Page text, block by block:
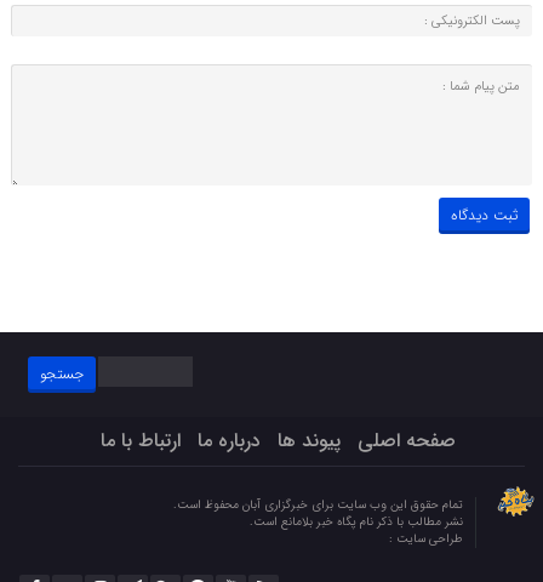
جستجو
برای:
صفحه اصلی پیوند ها درباره ما ارتباط با ما
تمام حقوق این وب سایت برای خبرگزاری آبان محفوظ است.
نشر مطالب با ذکر نام پگاه خبر بلامانع است.
طراحی سایت :